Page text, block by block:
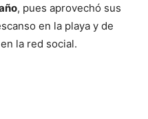
, pues aprovechó sus
en la playa y de
la red social.